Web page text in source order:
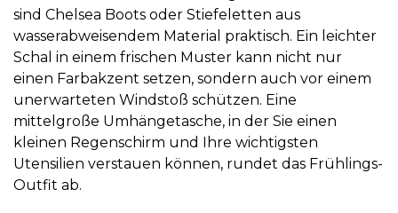
sind Chelsea Boots oder Stiefeletten aus
wasserabweisendem Material praktisch. Ein leichter
Schal in einem frischen Muster kann nicht nur
einen Farbakzent setzen, sondern auch vor einem
unerwarteten Windstoß schützen. Eine
mittelgroße Umhängetasche, in der Sie einen
kleinen Regenschirm und Ihre wichtigsten
Utensilien verstauen können, rundet das Frühlings-
Outfit ab.